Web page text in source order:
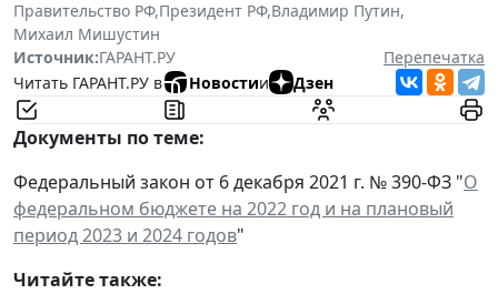
Правительство РФ,Президент РФ,Владимир Путин,
Михаил Мишустин
Источник:ГАРАНТ.РУ
Перепечатка
Читать ГАРАНТ.РУ в
Новостии Дзен
Документы по теме:
Федеральный закон от 6 декабря 2021 г. № 390-ФЗ "О
федеральном бюджете на 2022 год и на плановый
период 2023 и 2024 годов"
Читайте также: